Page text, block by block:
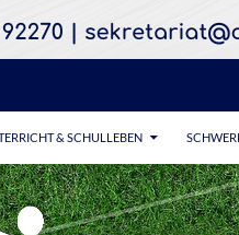
& SCHULLEBEN